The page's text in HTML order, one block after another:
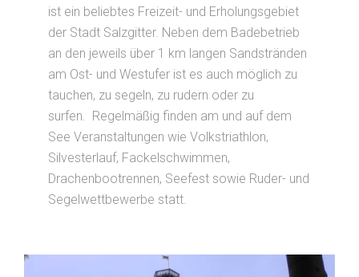
ist ein beliebtes Freizeit- und Erholungsgebiet
der Stadt Salzgitter. Neben dem Badebetrieb
an den jeweils über 1 km langen Sandstränden
am Ost- und Westufer ist es auch möglich zu
tauchen, zu segeln, zu rudern oder zu
surfen. Regelmäßig finden am und auf dem
See Veranstaltungen wie Volkstriathlon,
Silvesterlauf, Fackelschwimmen,
Drachenbootrennen, Seefest sowie Ruder- und
Segelwettbewerbe statt.